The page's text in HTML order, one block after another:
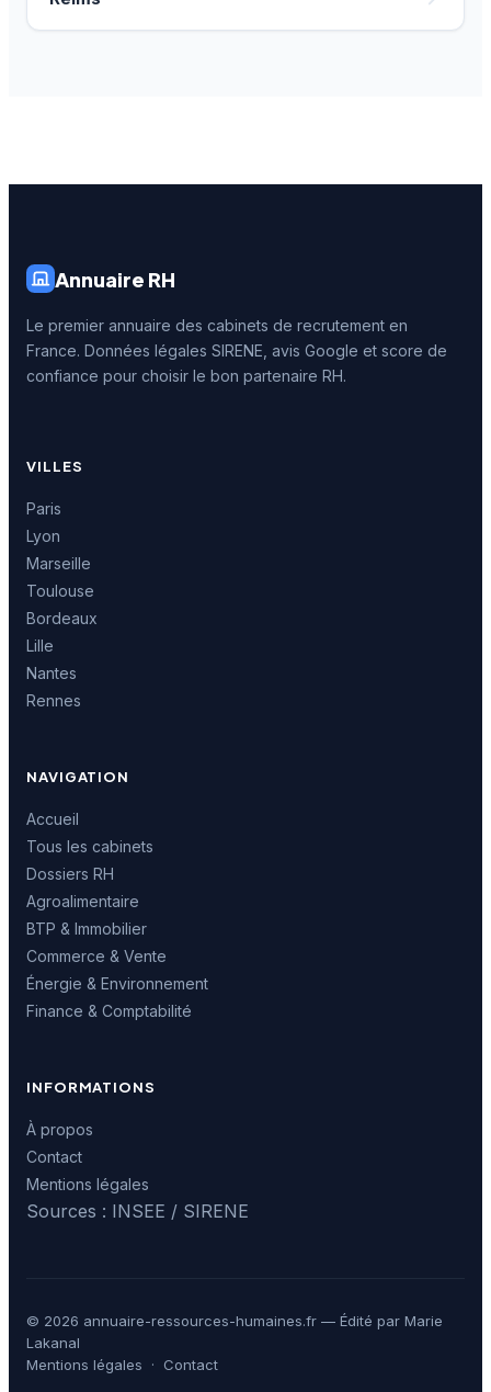
Annuaire RH
Le premier annuaire des cabinets de recrutement en
France. Données légales SIRENE, avis Google et score de
confiance pour choisir le bon partenaire RH.
VILLES
Paris
Lyon
Marseille
Toulouse
Bordeaux
Lille
Nantes
Rennes
NAVIGATION
Accueil
Tous les cabinets
Dossiers RH
Agroalimentaire
BTP & Immobilier
Commerce & Vente
Énergie & Environnement
Finance & Comptabilité
INFORMATIONS
À propos
Contact
Mentions légales
Sources : INSEE / SIRENE
© 2026 annuaire-ressources-humaines.fr — Édité par Marie
Lakanal
Mentions légales · Contact